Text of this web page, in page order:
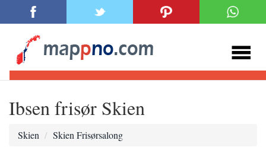
Ibsen frisør Skien
Skien Skien Frisørsalong